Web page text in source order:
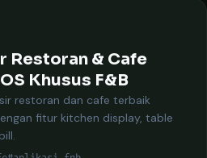
Restoran & Cafe
Khusus F&B
restoran dan cafe terbaik
fitur kitchen display, table